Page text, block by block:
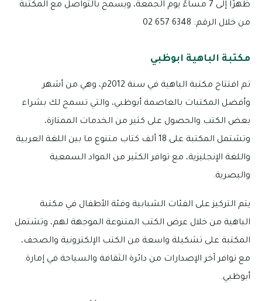
ظهرًا إلى 7 مساءً يوم الجمعة، ويسمح بالتواصل مع المكتبة
من خلال الرقم: 6348 657 02
مكتبة الباهية ابوظبي
تم افتتاح مكتبة الباهية في سنة 2012م، وهي من أشهر
وأفضل المكتبات بالعاصمة أبوظبي، والتي تسمح لك بشراء
بعض الكتب والحصول على كثير من الخدمات الممتازة،
وتشتمل المكتبة على 18 ألف كتاب متنوع ما بين اللغة العربية
واللغة الإنجليزية، مع توافر الكثير من المواد السمعية
والبصرية.
يتم التركيز على الفئات الشبابية وفئة الأطفال في مكتبة
الباهية من خلال عرض الكتب المتنوعة الموجهة لهم، وتشتمل
المكتبة على تشكيلة واسعة من الكتب الإلكترونية والصحف،
مع توافر آخر الإصدارات من دائرة الثقافة والسياحة في إمارة
أبوظبي.